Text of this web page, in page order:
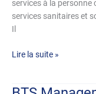
services à la personne
services sanitaires et
Il
Lire la suite »
BTS